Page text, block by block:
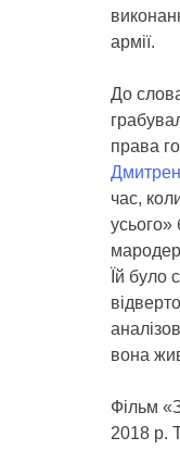
армії.
До
права
час,
усього»
Їй було
вона
Фільм
2018 р.